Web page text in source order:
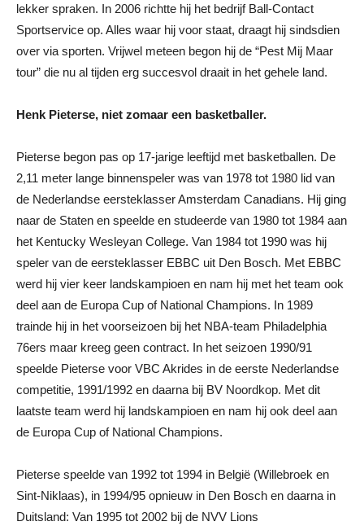
lekker spraken. In 2006 richtte hij het bedrijf Ball-Contact
Sportservice op. Alles waar hij voor staat, draagt hij sindsdien
over via sporten. Vrijwel meteen begon hij de “Pest Mij Maar
tour” die nu al tijden erg succesvol draait in het gehele land.
Henk Pieterse, niet zomaar een basketballer.
Pieterse begon pas op 17-jarige leeftijd met basketballen. De
2,11 meter lange binnenspeler was van 1978 tot 1980 lid van
de Nederlandse eersteklasser Amsterdam Canadians. Hij ging
naar de Staten en speelde en studeerde van 1980 tot 1984 aan
het Kentucky Wesleyan College. Van 1984 tot 1990 was hij
speler van de eersteklasser EBBC uit Den Bosch. Met EBBC
werd hij vier keer landskampioen en nam hij met het team ook
deel aan de Europa Cup of National Champions. In 1989
trainde hij in het voorseizoen bij het NBA-team Philadelphia
76ers maar kreeg geen contract. In het seizoen 1990/91
speelde Pieterse voor VBC Akrides in de eerste Nederlandse
competitie, 1991/1992 en daarna bij BV Noordkop. Met dit
laatste team werd hij landskampioen en nam hij ook deel aan
de Europa Cup of National Champions.
Pieterse speelde van 1992 tot 1994 in België (Willebroek en
Sint-Niklaas), in 1994/95 opnieuw in Den Bosch en daarna in
Duitsland: Van 1995 tot 2002 bij de NVV Lions